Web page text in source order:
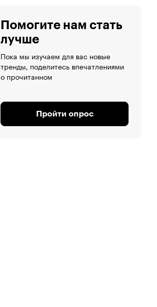
Помогите нам стать
лучше
Пока мы изучаем для вас новые
тренды, поделитесь впечатлениями
о прочитанном
Пройти опрос